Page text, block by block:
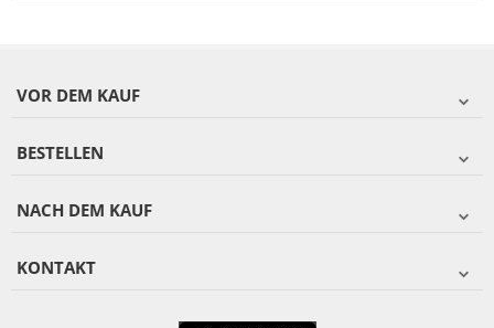
VOR DEM KAUF
BESTELLEN
NACH DEM KAUF
KONTAKT